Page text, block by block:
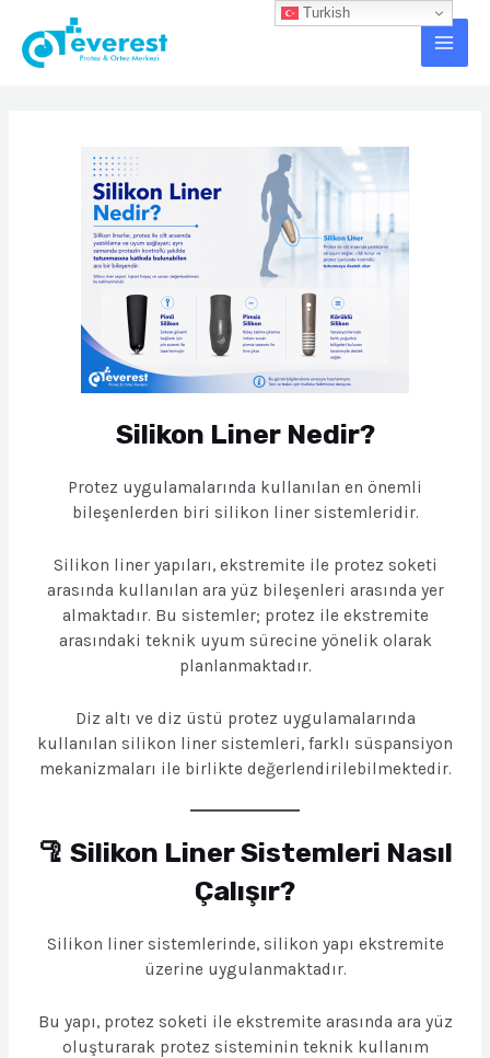
atla
Main
Silikon Liner Nedir?
Protez uygulamalarında kullanılan en önemli
bileşenlerden biri silikon liner sistemleridir.
Silikon liner yapıları, ekstremite ile protez soketi
arasında kullanılan ara yüz bileşenleri arasında yer
almaktadır. Bu sistemler; protez ile ekstremite
arasındaki teknik uyum sürecine yönelik olarak
planlanmaktadır.
Diz altı ve diz üstü protez uygulamalarında
kullanılan silikon liner sistemleri, farklı süspansiyon
mekanizmaları ile birlikte değerlendirilebilmektedir.
🦿 Silikon Liner Sistemleri Nasıl
Çalışır?
Silikon liner sistemlerinde, silikon yapı ekstremite
üzerine uygulanmaktadır.
Bu yapı, protez soketi ile ekstremite arasında ara yüz
oluşturarak protez sisteminin teknik kullanım
Turkish